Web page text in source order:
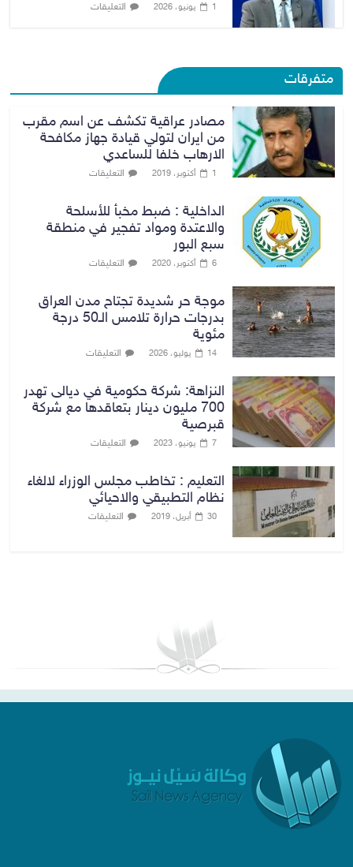
1 يونيو، 2026 التعليقات
متفرقات
مصادر عراقية تكشف عن اسم مقرب
من ايران لتولي قيادة جهاز مكافحة
الارهاب خلفا للساعدي
1 أكتوبر، 2019 التعليقات
الداخلية : ضبط مخبأ للأسلحة
والاعتدة ومواد تفجير في منطقة
سبع البور
6 أكتوبر، 2020 التعليقات
موجة حر شديدة تجتاح مدن العراق
بدرجات حرارة تلامس الـ50 درجة
مئوية
14 يوليو، 2026 التعليقات
النزاهة: شركة حكومية في ديالى تهدر
700 مليون دينار بتعاقدها مع شركة
قبرصية
7 يونيو، 2023 التعليقات
التعليم : تخاطب مجلس الوزراء لالغاء
نظام التطبيقي والاحيائي
30 أبريل، 2019 التعليقات